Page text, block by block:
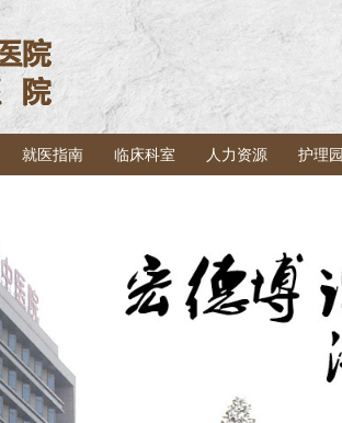
就医指南 临床科室 人力资源 护理